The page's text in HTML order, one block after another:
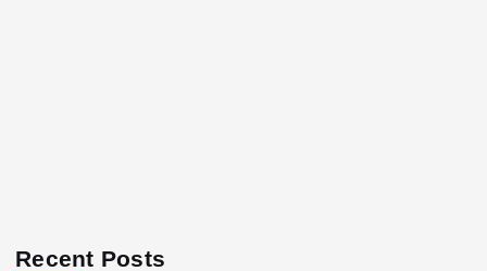
Recent Posts